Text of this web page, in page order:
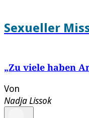
Sexueller
„Zu viele haben
Von
Nadja Lissok